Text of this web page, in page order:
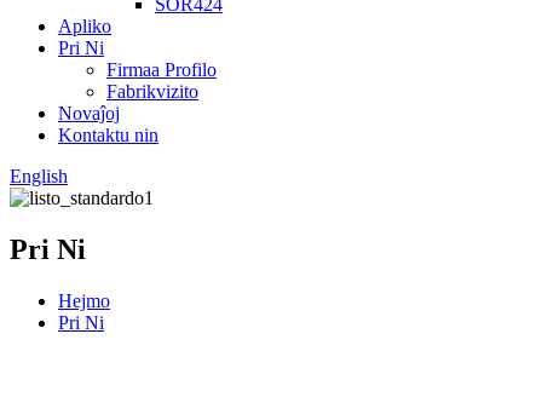
SOR424
Apliko
Pri Ni
Firmaa Profilo
Fabrikvizito
Novaĵoj
Kontaktu nin
English
Pri Ni
Hejmo
Pri Ni